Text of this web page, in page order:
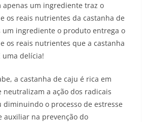
apenas um ingrediente traz o
os reais nutrientes da castanha de
um ingrediente o produto entrega o
os reais nutrientes que a castanha
uma delícia!
a castanha de caju é rica em
a ação dos radicais
o processo de estresse
auxiliar na prevenção do